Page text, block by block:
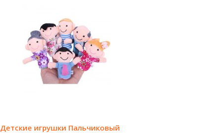
Детские игрушки Пальчиковый